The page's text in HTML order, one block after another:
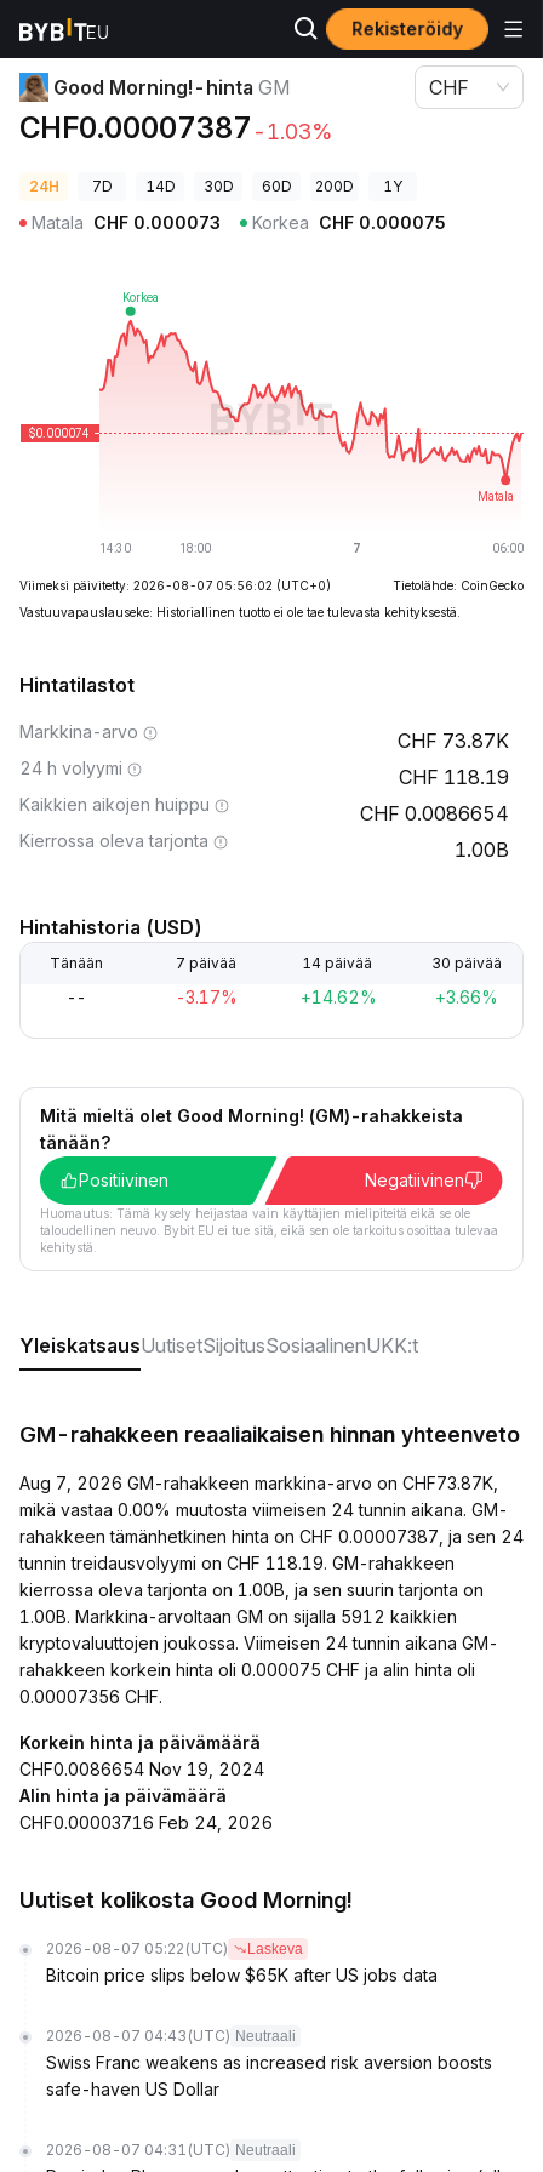
Rekisteröidy
Kryptohinnat Good Morning!-hinta GM
Good Morning!-hinta GM
CHF0.00007387 -1.03%
CHF
24H 7D 14D 30D 60D 200D 1Y
Matala CHF 0.000073 Korkea CHF 0.000075
Viimeksi päivitetty: 2026-08-07 05:56:02 (UTC+0)
Tietolähde: CoinGecko
Vastuuvapauslauseke: Historiallinen tuotto ei ole tae tulevasta kehityksestä.
Hintatilastot
Markkina-arvo 73.87K
24 h volyymi 118.19
Kaikkien aikojen huippu 0.0086654
Kierrossa oleva tarjonta 1.00B
Hintahistoria (USD)
Tänään 7 päivää 14 päivää 30 päivää
-- -3.17% +14.62% +3.66%
Mitä mieltä olet Good Morning! (GM)-rahakkeista
tänään?
Positiivinen
Negatiivinen
Huomautus: Tämä kysely heijastaa vain käyttäjien mielipiteitä eikä se ole
taloudellinen neuvo. Bybit EU ei tue sitä, eikä sen ole tarkoitus osoittaa tulevaa
kehitystä.
YleiskatsausUutisetSijoitusSosiaalinenUKK:t
GM-rahakkeen reaaliaikaisen hinnan yhteenveto
Aug 7, 2026 GM-rahakkeen markkina-arvo on CHF73.87K,
mikä vastaa 0.00% muutosta viimeisen 24 tunnin aikana. GM-
rahakkeen tämänhetkinen hinta on CHF 0.00007387, ja sen 24
tunnin treidausvolyymi on CHF 118.19. GM-rahakkeen
kierrossa oleva tarjonta on 1.00B, ja sen suurin tarjonta on
1.00B. Markkina-arvoltaan GM on sijalla 5912 kaikkien
kryptovaluuttojen joukossa. Viimeisen 24 tunnin aikana GM-
rahakkeen korkein hinta oli 0.000075 CHF ja alin hinta oli
0.00007356 CHF.
Korkein hinta ja päivämäärä
CHF0.0086654 Nov 19, 2024
Alin hinta ja päivämäärä
CHF0.00003716 Feb 24, 2026
Uutiset kolikosta Good Morning!
2026-08-07 05:22 (UTC) Laskeva
Bitcoin price slips below $65K after US jobs data
2026-08-07 04:43 (UTC) Neutraali
Swiss Franc weakens as increased risk aversion boosts
safe-haven US Dollar
2026-08-07 04:31 (UTC) Neutraali